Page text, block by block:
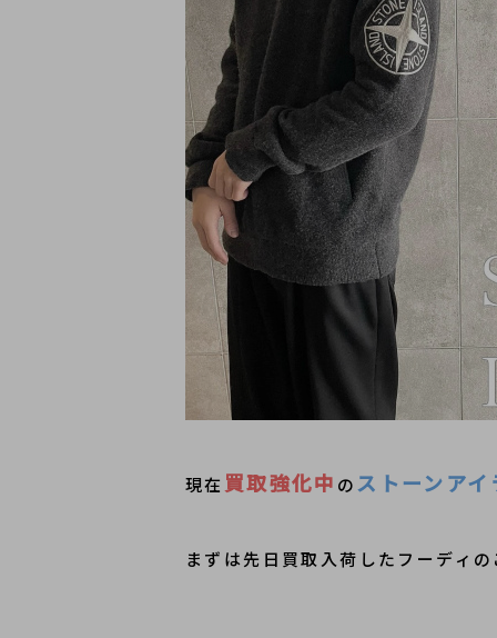
現在 買取強化中 のストーンア
まずは先日買取入荷したフーディ